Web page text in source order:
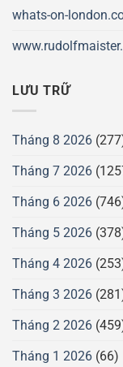
whats-on-
LƯU TRỮ
Tháng 8 2026
Tháng 7 2026
Tháng 6 2026
Tháng 5 2026
Tháng 4 2026
Tháng 3 2026
Tháng 2 2026
Tháng 1 2026 (66)